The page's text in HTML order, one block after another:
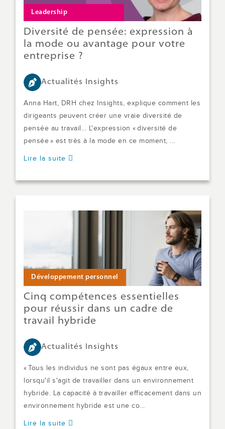
Leadership
Diversité de pensée: expression à
la mode ou avantage pour votre
entreprise ?
Actualités Insights
Anna Hart, DRH chez Insights, explique comment les
dirigeants peuvent créer une vraie diversité de
pensée au travail... L'expression « diversité de
pensée » est très à la mode en ce moment, ...
Lire la suite
Développement personnel
Cinq compétences essentielles
pour réussir dans un cadre de
travail hybride
Actualités Insights
« Tous les individus ne sont pas égaux entre eux,
lorsqu'il s'agit de travailler dans un environnement
hybride. La capacité à travailler efficacement dans un
environnement hybride est une co...
Lire la suite